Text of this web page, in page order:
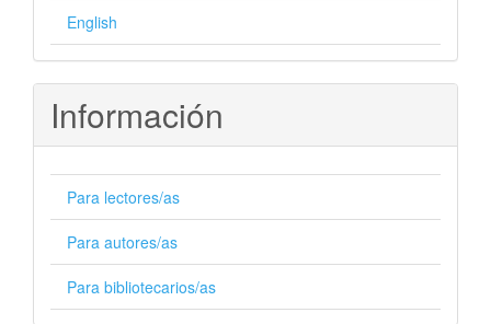
English
Información
Para lectores/as
Para autores/as
Para bibliotecarios/as